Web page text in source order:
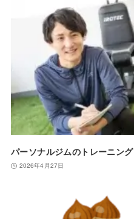
パーソナルジムのトレーニン
2026年4月27日